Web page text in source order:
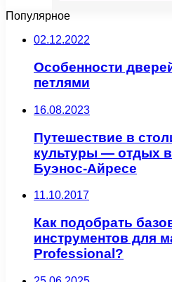
Популярное
02.12.2022
Особенности
петлями
16.08.2023
Путешествие в
культуры — отдых
Буэнос-Айресе
11.10.2017
Как подобрать
инструментов для
Professional?